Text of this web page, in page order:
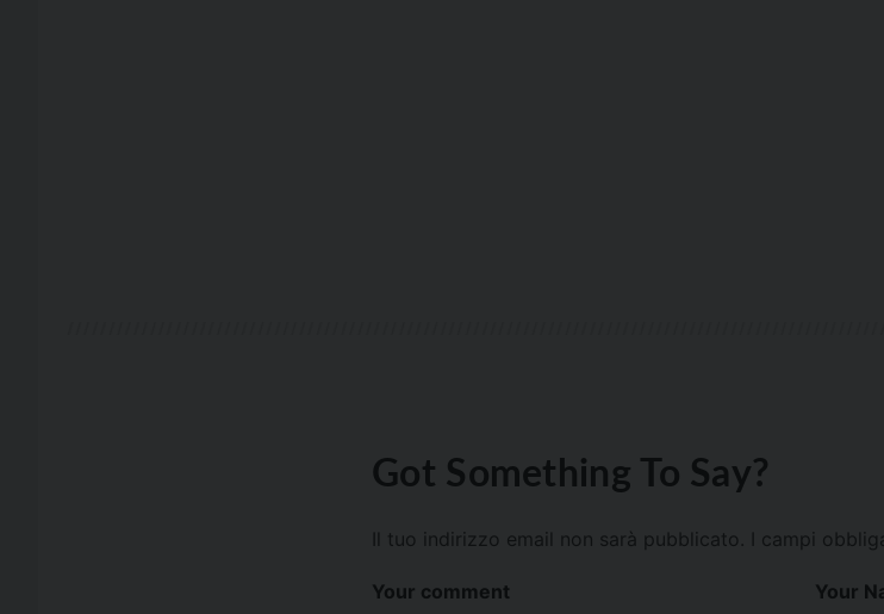
Got Something To Say?
Il tuo indirizzo email non sarà pubblicato. I campi
Your comment Your